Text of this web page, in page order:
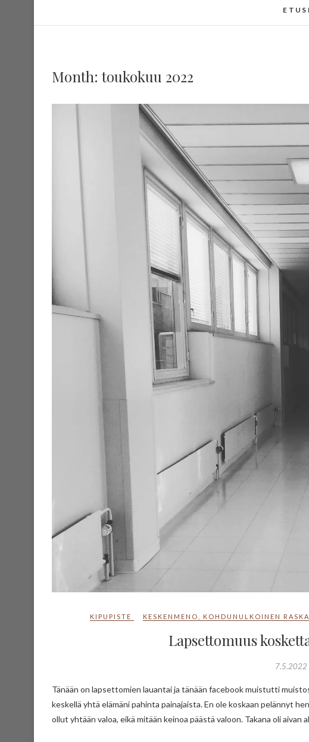
Month:toukokuu 2022
KIPUPISTE KESKENMENO KOHDUNULKOINEN
Lapsettomuus
7.5.2022
Tänään on lapsettomien lauantai ja tänään facebook muistutti muistosta neljän vuoden takaa. Olin silloin myrskynsilmässä ja elin
keskellä yhtä elämäni pahinta painajaista. En ole koskaan pelännyt
ollut yhtään valoa, eikä mitään keinoa päästä valoon. Takana oli